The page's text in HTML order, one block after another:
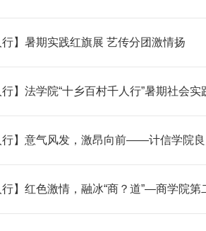
行】暑期实践红旗展 艺传分团激情扬​
行】法学院“十乡百村千人行”暑期社会
行】意气风发，激昂向前——计信学院
行】红色激情，融冰“商？道”—商学院第